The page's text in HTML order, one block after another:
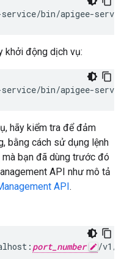
bin/apigee-
khởi động dịch vụ:
service/bin/apigee-
hãy kiểm tra để đảm
bằng cách sử dụng lệnh
mà bạn đã dùng trước đó
API như mô tả
API.
port_number /v1/